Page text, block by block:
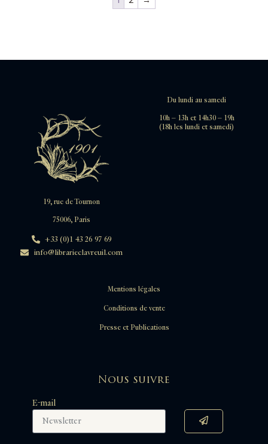
Du lundi au samedi
10h – 13h et 14h30 – 19h
(18h les lundi et samedi)
19, rue de Tournon
75006, Paris
+33 (0)1 43 26 97 69
info@librarieclavreuil.com
Mentions légales
Conditions de vente
Presse et Publications
Nous suivre
E-mail